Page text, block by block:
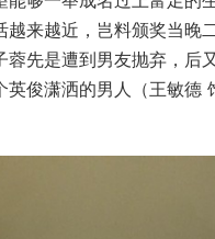
来越近，岂料颁奖当晚
先是遭到男友抛弃，后
俊潇洒的男人（王敏德